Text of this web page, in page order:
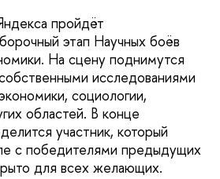
пройдёт
этап Научных боёв
На сцену поднимутся
исследованиями
социологии,
областей. В конце
участник, который
с победителями предыдущих
для всех желающих.